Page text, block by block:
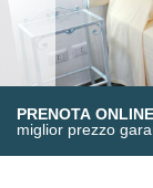
PRENOTA ONLINE
miglior prezzo